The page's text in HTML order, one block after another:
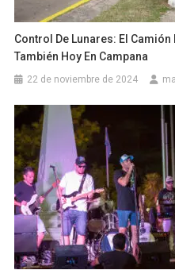
Control De Lunares: El
También Hoy En Campana
22 de noviembre de 2024